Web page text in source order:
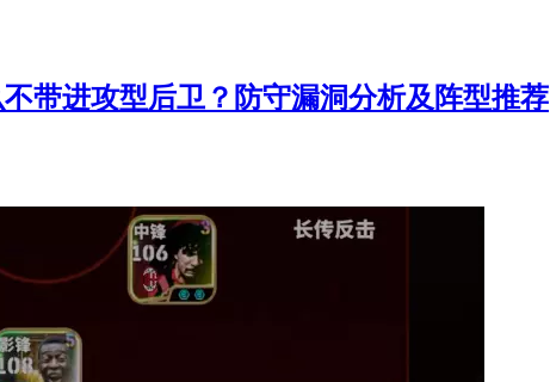
带进攻型后卫？防守漏洞分析及阵型推荐